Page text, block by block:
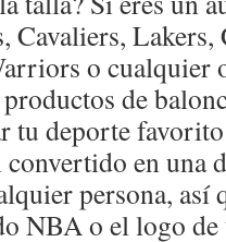
Cavaliers, Lakers,
o cualquier
de
tu deporte
en una
persona, así
NBA o el logo